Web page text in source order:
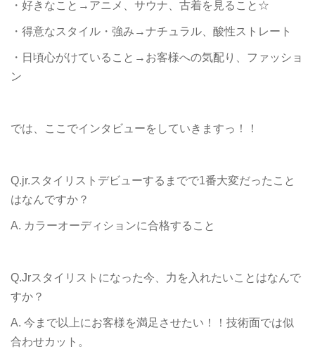
・好きなこと→アニメ、サウナ、古着を見ること☆
・得意なスタイル・強み→ナチュラル、酸性ストレート
・日頃心がけていること→お客様への気配り、ファッショ
ン
では、ここでインタビューをしていきますっ！！
Q.jr.スタイリストデビューするまでで1番大変だったこと
はなんですか？
A. カラーオーディションに合格すること
Q.Jrスタイリストになった今、力を入れたいことはなんで
すか？
A. 今まで以上にお客様を満足させたい！！技術面では似
合わせカット‪。